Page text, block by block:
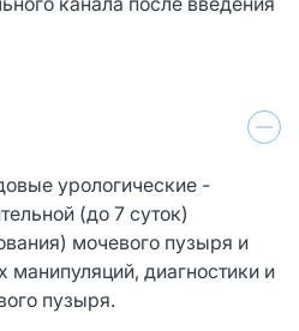
урологические -
(до 7 суток)
мочевого пузыря и
диагностики и
пузыря.